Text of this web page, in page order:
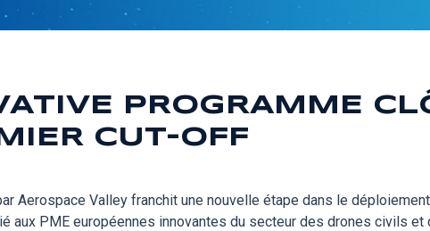
PROGRAMME
CUT-OFF
Aerospace Valley franchit une nouvelle étape dans le
aux PME européennes innovantes du secteur des drones civils